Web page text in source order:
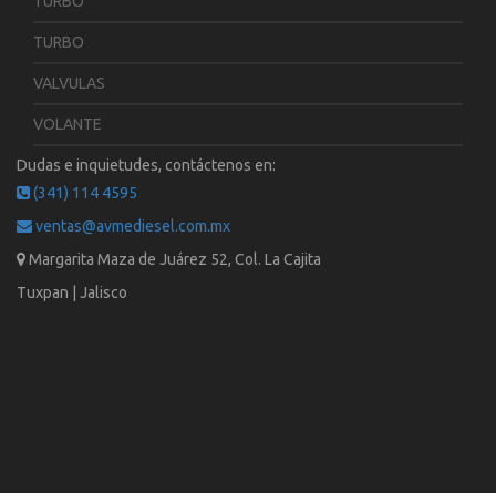
TURBO
VALVULAS
VOLANTE
Dudas e inquietudes, contáctenos en:
(341) 114 4595
ventas@avmediesel.com.mx
Margarita Maza de Juárez 52, Col. La Cajita
Tuxpan | Jalisco